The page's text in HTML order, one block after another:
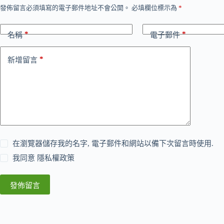
發佈留言必須填寫的電子郵件地址不會公開。 必填欄位標示為 *
名稱* 電子郵件*
新增留言 *
在瀏覽器儲存我的名字, 電子郵件和網站以備下次留言時使用.
我同意 隱私權政策
發佈留言